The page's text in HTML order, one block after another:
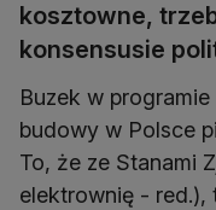
kosztowne,
konsensusie
Buzek w
budowy w Polsce
To, że ze Stanami
elektrownię -